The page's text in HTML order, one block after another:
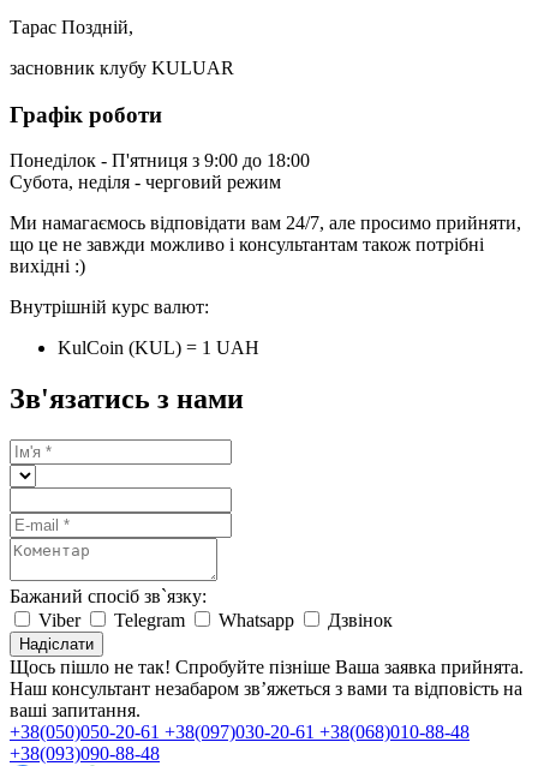
Тарас Поздній,
засновник клубу KULUAR
Графік роботи
Понеділок - П'ятниця з 9:00 до 18:00
Субота, неділя - черговий режим
Ми намагаємось відповідати вам 24/7, але просимо прийняти,
що це не завжди можливо і консультантам також потрібні
вихідні :)
Внутрішній курс валют:
KulCoin (KUL) = 1 UAH
Зв'язатись з нами
Бажаний спосіб зв`язку:
Viber
Telegram Whatsapp Дзвінок
Надіслати
Щось пішло не так! Спробуйте пізніше Ваша заявка прийнята.
Наш консультант незабаром зв’яжеться з вами та відповість на
ваші запитання.
+38(050)050-20-61 +38(097)030-20-61 +38(068)010-88-48
+38(093)090-88-48